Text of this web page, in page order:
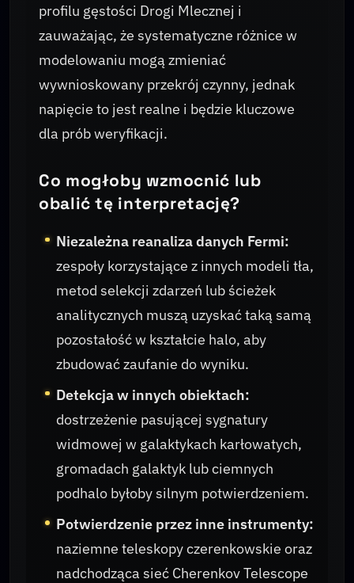
profilu gęstości Drogi Mlecznej i
zauważając, że systematyczne różnice w
modelowaniu mogą zmieniać
wywnioskowany przekrój czynny, jednak
napięcie to jest realne i będzie kluczowe
dla prób weryfikacji.
Co mogłoby wzmocnić lub
obalić tę interpretację?
Niezależna reanaliza danych Fermi:
zespoły korzystające z innych modeli tła,
metod selekcji zdarzeń lub ścieżek
analitycznych muszą uzyskać taką samą
pozostałość w kształcie halo, aby
zbudować zaufanie do wyniku.
Detekcja w innych obiektach:
dostrzeżenie pasującej sygnatury
widmowej w galaktykach karłowatych,
gromadach galaktyk lub ciemnych
podhalo byłoby silnym potwierdzeniem.
Potwierdzenie przez inne instrumenty:
naziemne teleskopy czerenkowskie oraz
nadchodząca sieć Cherenkov Telescope